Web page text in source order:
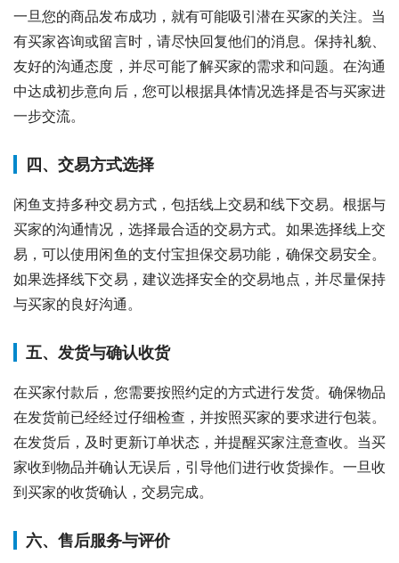
一旦您的商品发布成功，就有可能吸引潜在买家的关注。当
有买家咨询或留言时，请尽快回复他们的消息。保持礼貌、
友好的沟通态度，并尽可能了解买家的需求和问题。在沟通
中达成初步意向后，您可以根据具体情况选择是否与买家进
一步交流。
四、交易方式选择
闲鱼支持多种交易方式，包括线上交易和线下交易。根据与
买家的沟通情况，选择最合适的交易方式。如果选择线上交
易，可以使用闲鱼的支付宝担保交易功能，确保交易安全。
如果选择线下交易，建议选择安全的交易地点，并尽量保持
与买家的良好沟通。
五、发货与确认收货
在买家付款后，您需要按照约定的方式进行发货。确保物品
在发货前已经经过仔细检查，并按照买家的要求进行包装。
在发货后，及时更新订单状态，并提醒买家注意查收。当买
家收到物品并确认无误后，引导他们进行收货操作。一旦收
到买家的收货确认，交易完成。
六、售后服务与评价